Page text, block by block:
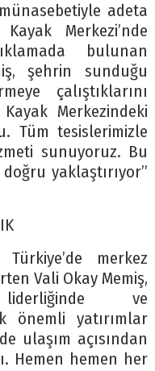
adeta
Merkezi’nde
bulunan
şehrin sunduğu
çalıştıklarını
Merkezindeki
Tüm tesislerimizle
sunuyoruz. Bu
yaklaştırıyor”
merkez
Vali Okay Memiş,
liderliğinde ve
önemli yatırımlar
ulaşım açısından
Hemen hemen her